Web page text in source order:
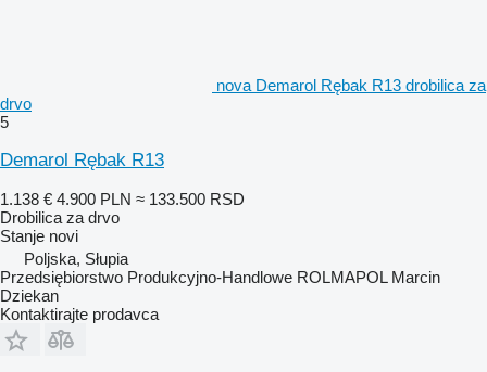
nova Demarol Rębak R13 drobilica za
drvo
5
Demarol Rębak R13
1.138 € 4.900 PLN ≈ 133.500 RSD
Drobilica za drvo
Stanje novi
Poljska, Słupia
Przedsiębiorstwo Produkcyjno-Handlowe ROLMAPOL Marcin
Dziekan
Kontaktirajte prodavca